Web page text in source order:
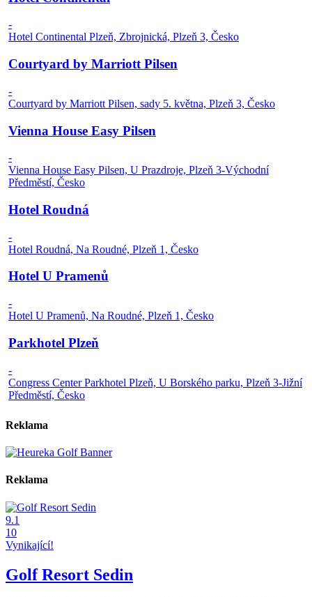
-
Hotel Continental Plzeň, Zbrojnická, Plzeň 3, Česko
Courtyard by Marriott Pilsen
-
Courtyard by Marriott Pilsen, sady 5. května, Plzeň 3, Česko
Vienna House Easy Pilsen
-
Vienna House Easy Pilsen, U Prazdroje, Plzeň 3-Východní
Předměstí, Česko
Hotel Roudná
-
Hotel Roudná, Na Roudné, Plzeň 1, Česko
Hotel U Pramenů
-
Hotel U Pramenů, Na Roudné, Plzeň 1, Česko
Parkhotel Plzeň
-
Congress Center Parkhotel Plzeň, U Borského parku, Plzeň 3-Jižní
Předměstí, Česko
Reklama
Reklama
9.1
10
Vynikající!
Golf Resort Sedin